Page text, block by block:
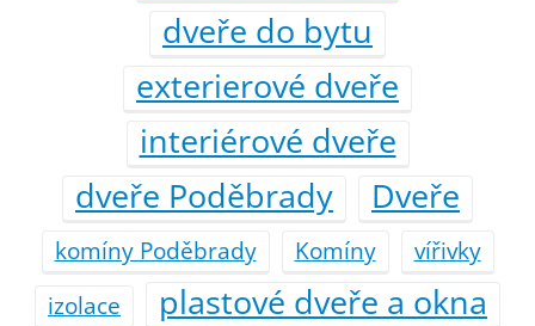
dveře do bytu
exterierové dveře
interiérové dveře
dveře Poděbrady
Dveře
komíny Poděbrady Komíny
vířivky
izolace
plastové dveře a okna